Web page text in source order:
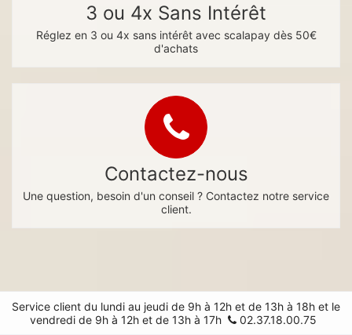
3 ou 4x Sans Intérêt
Réglez en 3 ou 4x sans intérêt avec scalapay dès 50€
d'achats
Contactez-nous
Une question, besoin d'un conseil ? Contactez notre service
client.
Service client du lundi au jeudi de 9h à 12h et de 13h à 18h et le
vendredi de 9h à 12h et de 13h à 17h
02.37.18.00.75